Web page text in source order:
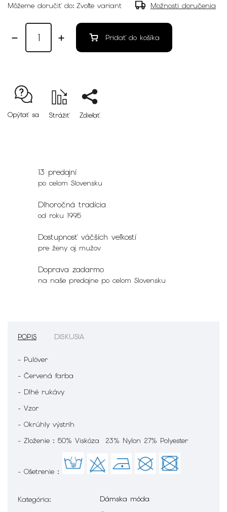
Môžeme doručiť do: Zvoľte variant Možnosti doručenia
Pridať do košíka
Opýtať sa Strážiť Zdieľať
13 predajní
po celom Slovensku
Dlhoročná tradícia
od roku 1995
Dostupnosť väčších veľkostí
pre ženy aj mužov
Doprava zadarmo
na naše predajne po celom Slovensku
POPIS DISKUSIA
- Pulóver
- Červená farba
- Dlhé rukávy
- Vzor
- Okrúhly výstrih
- Zloženie : 50% Viskóza 23% Nylon 27% Polyester
- Ošetrenie :
Kategória:
Dámska móda